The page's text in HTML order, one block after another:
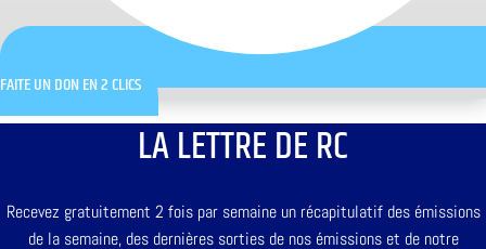
FAITE UN DON EN 2 CLICS
LA LETTRE DE RC
Recevez gratuitement 2 fois par semaine un récapitulatif des émissions
de la semaine, des dernières sorties de nos émissions et de notre